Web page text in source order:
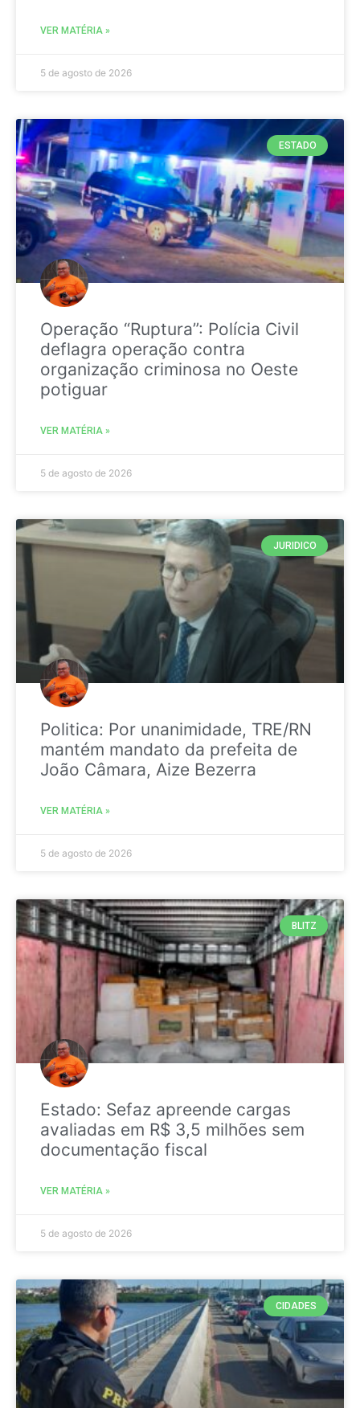
VER MATÉRIA »
5 de agosto de 2026
ESTADO
Operação “Ruptura”: Polícia Civil
deflagra operação contra
organização criminosa no Oeste
potiguar
VER MATÉRIA »
5 de agosto de 2026
JURIDICO
Politica: Por unanimidade, TRE/RN
mantém mandato da prefeita de
João Câmara, Aize Bezerra
VER MATÉRIA »
5 de agosto de 2026
BLITZ
Estado: Sefaz apreende cargas
avaliadas em R$ 3,5 milhões sem
documentação fiscal
VER MATÉRIA »
5 de agosto de 2026
CIDADES